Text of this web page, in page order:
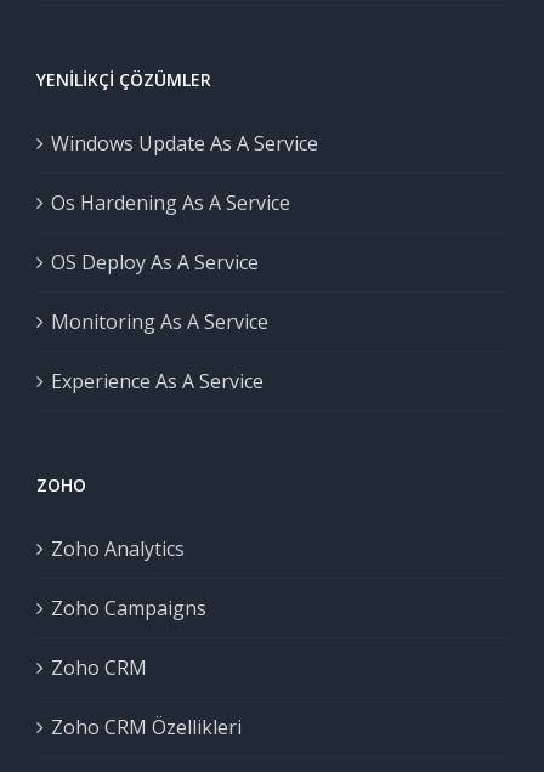
YENILIKÇI ÇÖZÜMLER
Windows Update As A Service
Os Hardening As A Service
OS Deploy As A Service
Monitoring As A Service
Experience As A Service
ZOHO
Zoho Analytics
Zoho Campaigns
Zoho CRM
Zoho CRM Özellikleri